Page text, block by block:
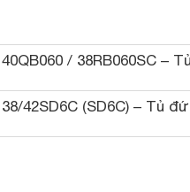
/ 38RB060SC –
42SD6C (SD6C) – Tủ